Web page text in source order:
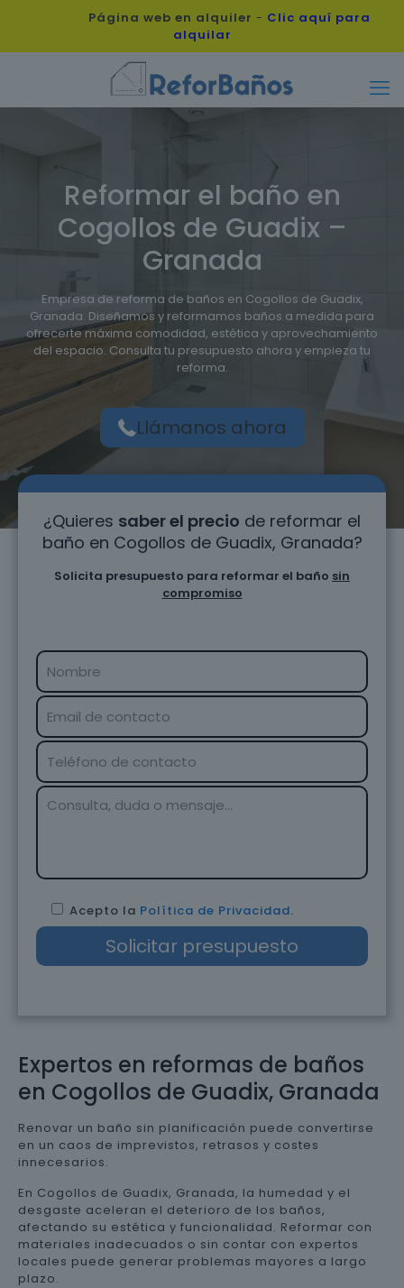
Página web en alquiler - Clic aquí para
alquilar
Reformar el baño en
Cogollos de Guadix –
Granada
Empresa de reforma de baños en Cogollos de Guadix,
Granada. Diseñamos y reformamos baños a medida para
ofrecerte máxima comodidad, estética y aprovechamiento
del espacio. Consulta tu presupuesto ahora y empieza tu
reforma.
Llámanos ahora
Expertos en reformas de baños
en Cogollos de Guadix, Granada
Renovar un baño sin planificación puede convertirse
en un caos de imprevistos, retrasos y costes
innecesarios.
En Cogollos de Guadix, Granada, la humedad y el
desgaste aceleran el deterioro de los baños,
afectando su estética y funcionalidad. Reformar con
materiales inadecuados o sin contar con expertos
locales puede generar problemas mayores a largo
plazo.
¿Quieres saber el precio de reformar el
baño en Cogollos de Guadix, Granada?
Solicita presupuesto para reformar el baño sin
compromiso
Acepto la Política de Privacidad.